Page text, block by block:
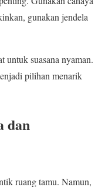
gunakan jendela
untuk suasana nyaman.
pilihan menarik
dan
ruang tamu. Namun,